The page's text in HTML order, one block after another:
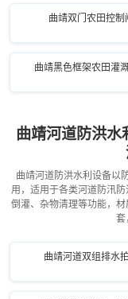
曲靖双门农田控制
曲靖黑色框架农田灌溉
曲靖河道防洪水
曲靖河道防洪水利设备以
用，适用于各类河道防汛
倒灌、杂物清理等功能，
套
曲靖河道双组排水拍